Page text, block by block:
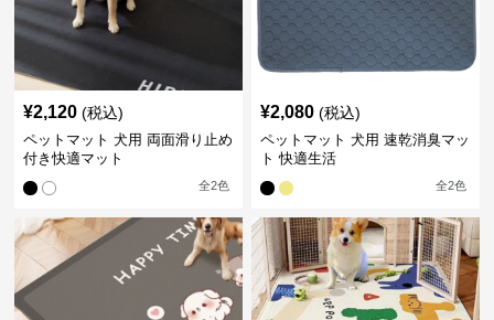
¥2,120 (税込)
ペットマット 犬用 両面滑り止め
付き快適マット
全2色
¥2,080 (税込)
ペットマット 犬用 速乾消臭マッ
ト 快適生活
全2色